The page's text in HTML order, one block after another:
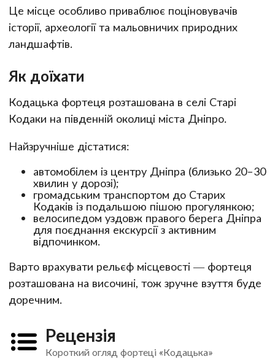
Це місце особливо приваблює поціновувачів
історії, археології та мальовничих природних
ландшафтів.
Як доїхати
Кодацька фортеця розташована в селі Старі
Кодаки на південній околиці міста Дніпро.
Найзручніше дістатися:
автомобілем із центру Дніпра (близько 20–30
хвилин у дорозі);
громадським транспортом до Старих
Кодаків із подальшою пішою прогулянкою;
велосипедом уздовж правого берега Дніпра
для поєднання екскурсії з активним
відпочинком.
Варто врахувати рельєф місцевості — фортеця
розташована на височині, тож зручне взуття буде
доречним.
Рецензія
Короткий огляд фортеці «Кодацька»